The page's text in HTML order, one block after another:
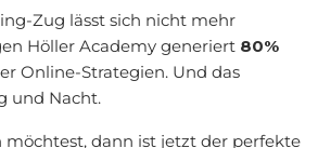
Zug lässt sich nicht mehr
Höller Academy generiert 80%
Online-Strategien. Und das
und Nacht.
möchtest, dann ist jetzt der perfekte